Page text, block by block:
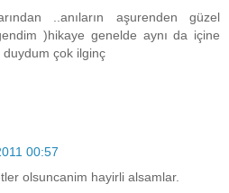
..anıların aşurenden güzel
)hikaye genelde aynı da içine
duydum çok ilginç
00:57
olsuncanim hayirli alsamlar.